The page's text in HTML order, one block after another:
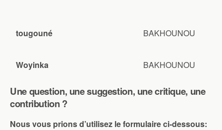
tougouné BAKHOUNOU
Woyinka BAKHOUNOU
Une question, une suggestion, une critique, une
contribution ?
Nous vous prions d’utilisez le formulaire ci-dessous: